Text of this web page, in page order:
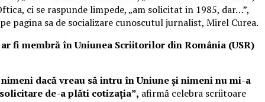
ci se raspunde limpede, „am solicitat in 1985, dar…”,
pagina sa de socializare cunoscutul jurnalist, Mirel Curea.
fi membră în Uniunea Scriitorilor din România (USR)
dacă vreau să intru în Uniune şi nimeni nu mi-a
de-a plăti cotizaţia”, afirmă celebra scriitoare